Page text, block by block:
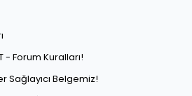
- Forum Kuralları!
Sağlayıcı Belgemiz!